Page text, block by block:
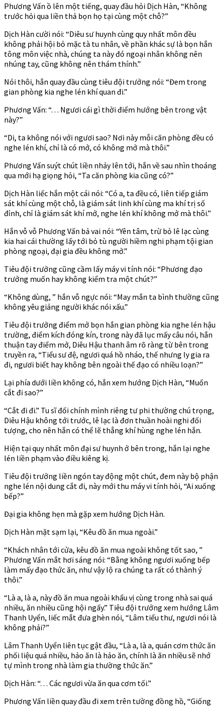
Phương Vấn ồ lên một tiếng, quay đầu hỏi Dịch Hàn, “Không
trước hỏi qua liền thả bọn họ tại cùng một chỗ?”
Dịch Hàn cười nói: “Diêu sư huynh cùng quy nhất môn đều
không phải hội bỏ mặc tà tu nhân, về phần khác sự là bọn hắn
tông môn việc nhà, chúng ta này đó ngoại nhân không nên
nhúng tay, cũng không nên thám thính.”
Nói thôi, hắn quay đầu cùng tiêu đội trưởng nói: “Đem trong
gian phòng kia nghe lén khí quan đi.”
Phương Vấn: “. . . Ngươi cái gì thời điểm hướng bên trong vật
này?”
“Di, ta không nói với ngươi sao? Nơi này mỗi căn phòng đều có
nghe lén khí, chỉ là có mở, có không mở mà thôi.”
Phương Vấn suýt chút liền nhảy lên tới, hắn về sau nhìn thoáng
qua mới hạ giọng hỏi, “Ta căn phòng kia cũng có?”
Dịch Hàn liếc hắn một cái nói: “Có a, ta đều có, liên tiếp giám
sát khí cùng một chỗ, là giám sát linh khí cùng ma khí trị số
đỉnh, chỉ là giám sát khí mở, nghe lén khí không mở mà thôi.”
Hắn vỗ vỗ Phương Vấn bả vai nói: “Yên tâm, trừ bỏ lê lạc cùng
kia hai cái thường lấy tới bỏ tù người hiềm nghi phạm tội gian
phòng ngoại, đại gia đều không mở.”
Tiêu đội trưởng cũng cầm lấy máy vi tính nói: “Phương đạo
trưởng muốn hay không kiểm tra một chút?”
“Không dùng, ” hắn vỗ ngực nói: “May mắn ta bình thường cũng
không yêu giảng người khác nói xấu.”
Tiêu đội trưởng điểm mở bọn hắn gian phòng kia nghe lén hậu
trường, điểm kích đóng kín, trong này đã lục mấy câu nói, hắn
thuận tay điểm mở, Diêu Hậu thanh âm rõ ràng từ bên trong
truyền ra, “Tiểu sư đệ, ngươi quá hồ nháo, thế nhưng ly gia ra
đi, ngươi biết hay không bên ngoài thế đạo có nhiều loạn?”
Lại phía dưới liền không có, hắn xem hướng Dịch Hàn, “Muốn
cắt đi sao?”
“Cắt đi đi.” Tu sĩ đối chính mình riêng tư phi thường chú trọng,
Diêu Hậu không tới trước, lê lạc là đơn thuần hoài nghi đối
tượng, cho nên hắn có thể lẽ thẳng khí hùng nghe lén hắn.
Hiện tại quy nhất môn đại sư huynh ở bên trong, hắn lại nghe
lén liền phạm vào điều kiêng kị.
Tiêu đội trưởng liền ngón tay động một chút, đem này bộ phận
nghe lén nội dung cắt đi, này mới thu máy vi tính hỏi, “Ai xuống
bếp?”
Đại gia không hẹn mà gặp xem hướng Dịch Hàn.
Dịch Hàn mặt sạm lại, “Kêu đồ ăn mua ngoài.”
“Khách nhân tới cửa, kêu đồ ăn mua ngoài không tốt sao, ”
Phương Vấn mắt hơi sáng nói: “Bằng không ngươi xuống bếp
làm mấy đạo thức ăn, như vậy lộ ra chúng ta rất có thành ý
thôi.”
“Là a, là a, này đồ ăn mua ngoài khẩu vị cùng trong nhà sai quá
nhiều, ăn nhiều cũng hội ngấy.” Tiêu đội trưởng xem hướng Lâm
Thanh Uyển, liếc mắt đưa ghèn nói, “Lâm tiểu thư, ngươi nói là
không phải?”
Lâm Thanh Uyển liên tục gật đầu, “Là a, là a, quán cơm thức ăn
phối liệu quá nhiều, hảo ăn là hảo ăn, chính là ăn nhiều sẽ nhớ
tự mình trong nhà làm gia thường thức ăn.”
Dịch Hàn: “. . . Các ngươi vừa ăn qua cơm tối.”
Phương Vấn liền quay đầu đi xem trên tường đồng hồ, “Giống